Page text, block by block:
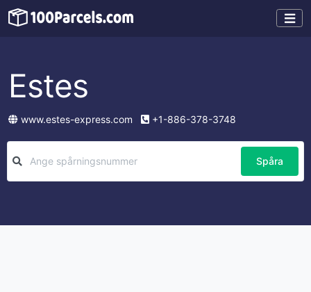
Estes
www.estes-express.com +1-886-378-3748
Spåra